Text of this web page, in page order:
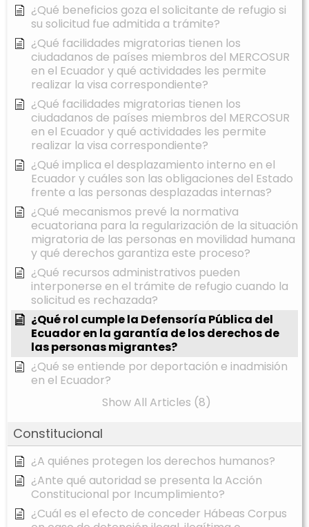
¿Qué beneficios goza el solicitante de refugio si
su solicitud fue admitida a trámite?
¿Qué facilidades migratorias tienen los
ciudadanos de países miembros del MERCOSUR
en el Ecuador y qué actividades les permite
realizar la visa correspondiente?
¿Qué facilidades migratorias tienen los
ciudadanos de países miembros del MERCOSUR
en el Ecuador y qué actividades les permite
realizar la visa correspondiente?
¿Qué implica el desplazamiento interno en el
Ecuador y cuáles son las obligaciones del Estado
frente a las personas desplazadas internas?
¿Qué mecanismos prevé la normativa
ecuatoriana para la regularización de la situación
migratoria de las personas en movilidad humana
y qué derechos garantiza este proceso?
¿Qué recursos administrativos pueden
interponerse en el trámite de refugio cuando la
solicitud es rechazada?
¿Qué rol cumple la Defensoría Pública del
Ecuador en la garantía de los derechos de
las personas migrantes?
¿Qué se entiende por deportación e inadmisión
en el Ecuador?
Show All Articles (8)
Constitucional
¿A quiénes protegen los derechos humanos?
¿Ante qué autoridad se presenta la Acción
Constitucional por Incumplimiento?
¿Cuál es el efecto de conceder Hábeas Corpus